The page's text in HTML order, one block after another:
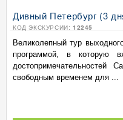
Дивный Петербург (3
КОД ЭКСКУРСИИ: 12245
Великолепный тур
программой, в которую
достопримечательностей
свободным временем для ...